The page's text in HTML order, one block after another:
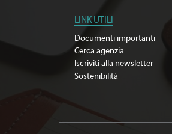
LINK UTILI
Documenti importanti
Cerca agenzia
Iscriviti alla newsletter
Sostenibilità